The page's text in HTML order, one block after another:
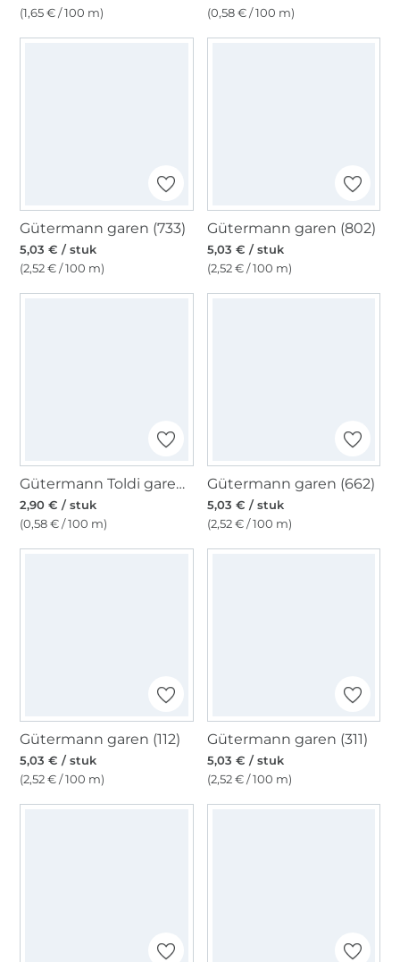
(1,65 € / 100 m)
(0,58 € / 100 m)
Gütermann garen (733)
5,03 € / stuk
(2,52 € / 100 m)
Gütermann garen (802)
5,03 € / stuk
(2,52 € / 100 m)
Gütermann Toldi garen, 500 m olijf
2,90 € / stuk
(0,58 € / 100 m)
Gütermann garen (662)
5,03 € / stuk
(2,52 € / 100 m)
Gütermann garen (112)
5,03 € / stuk
(2,52 € / 100 m)
Gütermann garen (311)
5,03 € / stuk
(2,52 € / 100 m)